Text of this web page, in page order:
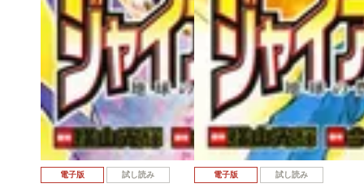
電子版 試し読み 電子版 試し読み